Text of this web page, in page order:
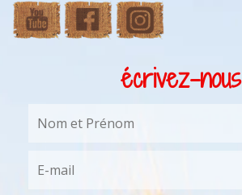
écrivez-nous